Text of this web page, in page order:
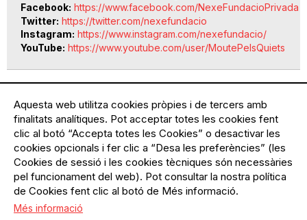
Facebook https://www.facebook.com/NexeFundacioPrivada
Twitter https://twitter.com/nexefundacio
Instagram https://www.instagram.com/nexefundacio/
YouTube https://www.youtube.com/user/MoutePelsQuiets
Activitats
No hi ha cap activitat pendent de realitzar-
se.
Aquesta web utilitza cookies pròpies i de tercers amb
finalitats analítiques. Pot acceptar totes les cookies fent
clic al botó “Accepta totes les Cookies” o desactivar les
cookies opcionals i fer clic a “Desa les preferències” (les
Cookies de sessió i les cookies tècniques són necessàries
pel funcionament del web). Pot consultar la nostra política
de Cookies fent clic al botó de Més informació.
Més informació